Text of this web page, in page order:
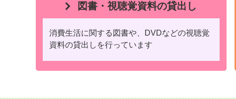
図書・視聴覚資料の貸出し
消費生活に関する図書や、DVDなどの視聴覚
資料の貸出しを行っています